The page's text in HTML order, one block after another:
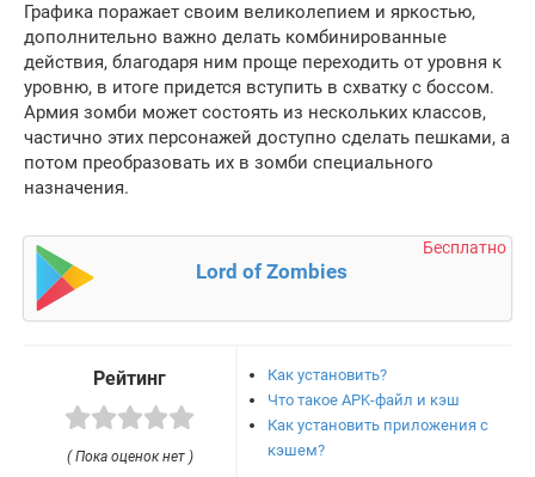
Графика поражает своим великолепием и яркостью,
дополнительно важно делать комбинированные
действия, благодаря ним проще переходить от уровня к
уровню, в итоге придется вступить в схватку с боссом.
Армия зомби может состоять из нескольких классов,
частично этих персонажей доступно сделать пешками, а
потом преобразовать их в зомби специального
назначения.
Бесплатно
Lord of Zombies
Рейтинг
( Пока оценок нет )
Как установить?
Что такое APK-файл и кэш
Как установить приложения с
кэшем?